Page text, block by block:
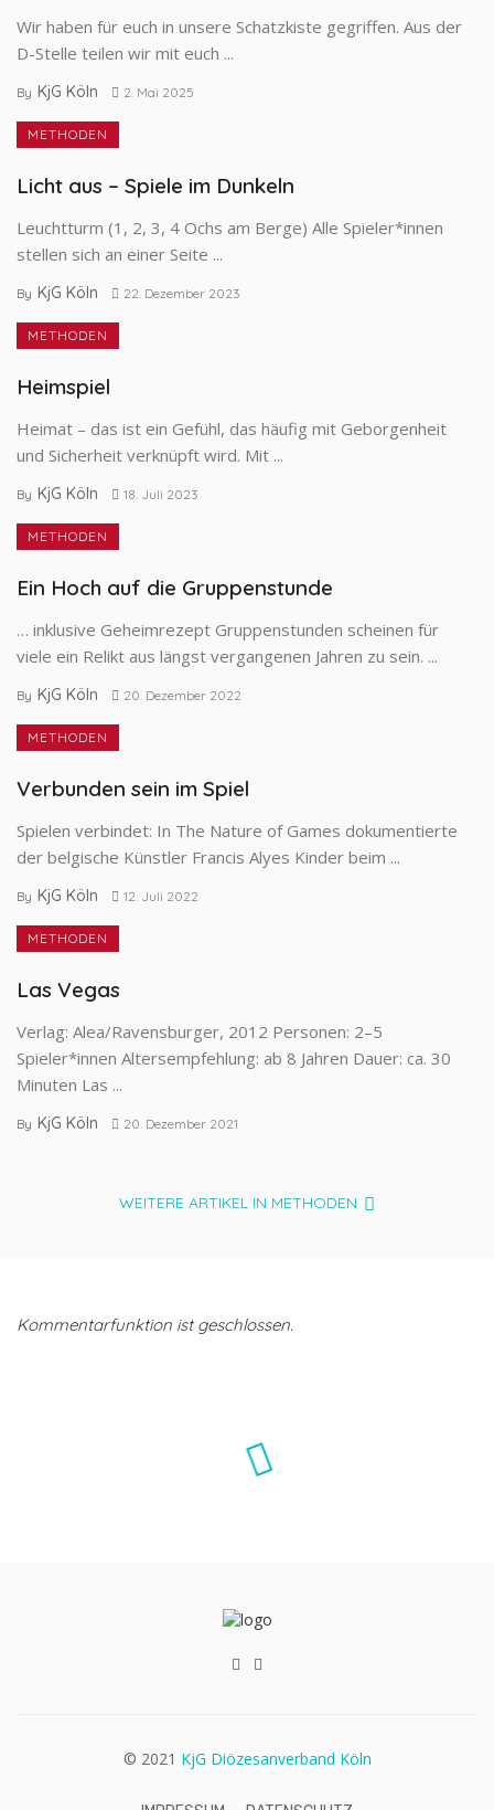
Wir haben für euch in unsere Schatzkiste gegriffen. Aus der
D-Stelle teilen wir mit euch ...
By KjG Köln 2. Mai 2025
METHODEN
Licht aus – Spiele im Dunkeln
Leuchtturm (1, 2, 3, 4 Ochs am Berge) Alle Spieler*innen
stellen sich an einer Seite ...
By KjG Köln 22. Dezember 2023
METHODEN
Heimspiel
Heimat – das ist ein Gefühl, das häufig mit Geborgenheit
und Sicherheit verknüpft wird. Mit ...
By KjG Köln 18. Juli 2023
METHODEN
Ein Hoch auf die Gruppenstunde
… inklusive Geheimrezept Gruppenstunden scheinen für
viele ein Relikt aus längst vergangenen Jahren zu sein. ...
By KjG Köln 20. Dezember 2022
METHODEN
Verbunden sein im Spiel
Spielen verbindet: In The Nature of Games dokumentierte
der belgische Künstler Francis Alyes Kinder beim ...
By KjG Köln 12. Juli 2022
METHODEN
Las Vegas
Verlag: Alea/Ravensburger, 2012 Personen: 2–5
Spieler*innen Altersempfehlung: ab 8 Jahren Dauer: ca. 30
Minuten Las ...
By KjG Köln 20. Dezember 2021
WEITERE ARTIKEL IN METHODEN
Kommentarfunktion ist geschlossen.
© 2021 KjG Diözesanverband Köln